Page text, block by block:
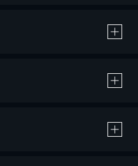
決済による作品の購入 / レンタルです。
レンタルは、20％のポイント還元です。